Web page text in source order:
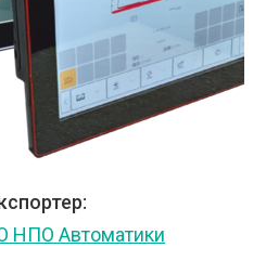
НПО Автоматики